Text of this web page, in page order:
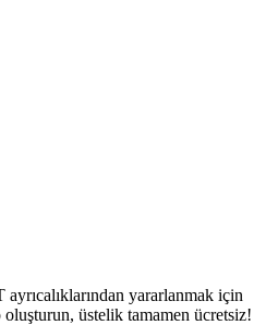
yararlanmak için
oluşturun, üstelik tamamen ücretsiz!